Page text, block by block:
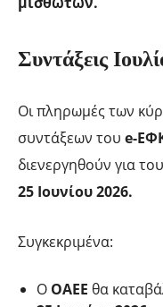
Συντάξεις
Οι πληρωμές των
συντάξεων του e-
διενεργηθούν για
25 Ιουνίου 2026.
Συγκεκριμένα:
Ο ΟΑΕΕ θα